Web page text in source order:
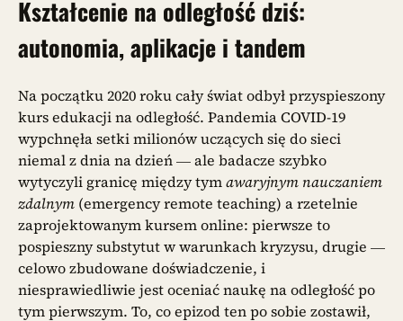
Kształcenie na odległość dziś:
autonomia, aplikacje i tandem
Na początku 2020 roku cały świat odbył przyspieszony
kurs edukacji na odległość. Pandemia COVID-19
wypchnęła setki milionów uczących się do sieci
niemal z dnia na dzień — ale badacze szybko
wytyczyli granicę między tymawaryjnym nauczaniem
zdalnym (emergency remote teaching) a rzetelnie
zaprojektowanym kursem online: pierwsze to
pospieszny substytut w warunkach kryzysu, drugie —
celowo zbudowane doświadczenie, i
niesprawiedliwie jest oceniać naukę na odległość po
tym pierwszym. To, co epizod ten po sobie zostawił,